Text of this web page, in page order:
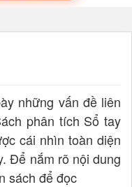
những vấn đề liên
phân tích Sổ tay
cái nhìn toàn diện
Để nắm rõ nội dung
sách để đọc